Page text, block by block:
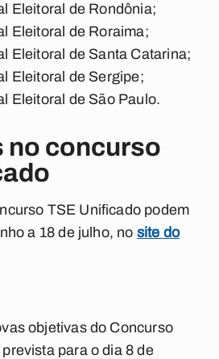
Eleitoral de Rondônia;
Eleitoral de Roraima;
Eleitoral de Santa Catarina;
Eleitoral de Sergipe;
Eleitoral de São Paulo.
no concurso
TSE Unificado podem
a 18 de julho, no site do
objetivas do Concurso
para o dia 8 de